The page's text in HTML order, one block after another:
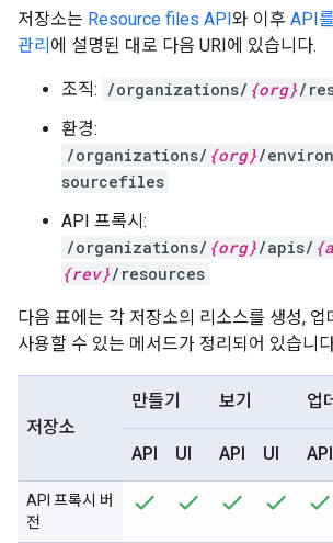
저장소는 Resource files API와 이후 API
관리 에 설명된 대로 다음 URI에 있습니다.
조직: /organizations/ {org}/
환경:
/organizations/ {org}/
sourcefiles
API 프록시:
/organizations/ {org}/apis/
{rev}/resources
다음 표에는 각 저장소의 리소스를 생성, 업
사용할 수 있는 메서드가 정리되어 있습니
저장소
만들기 보기 업
API UI API UI API
API 프록시 버
전